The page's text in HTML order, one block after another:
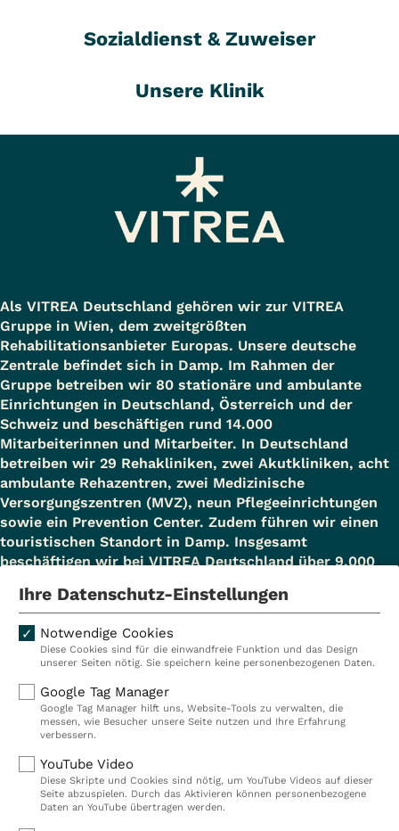
Sozialdienst & Zuweiser
Unsere Klinik
Als VITREA Deutschland gehören wir zur VITREA
Gruppe in Wien, dem zweitgrößten
Rehabilitationsanbieter Europas. Unsere deutsche
Zentrale befindet sich in Damp. Im Rahmen der
Gruppe betreiben wir 80 stationäre und ambulante
Einrichtungen in Deutschland, Österreich und der
Schweiz und beschäftigen rund 14.000
Mitarbeiterinnen und Mitarbeiter. In Deutschland
betreiben wir 29 Rehakliniken, zwei Akutkliniken, acht
ambulante Rehazentren, zwei Medizinische
Versorgungszentren (MVZ), neun Pflegeeinrichtungen
sowie ein Prevention Center. Zudem führen wir einen
touristischen Standort in Damp. Insgesamt
beschäftigen wir bei VITREA Deutschland über 9.000
Kliniken
Ambulant
Reha
Prävention
Karriere
VITREA Deutschland
IMPRESSUM
Ihre Datenschutz-Einstellungen
Notwendige Cookies
Diese Cookies sind für die einwandfreie Funktion und das Design
unserer Seiten nötig. Sie speichern keine personenbezogenen Daten.
Google Tag Manager
Google Tag Manager hilft uns, Website-Tools zu verwalten, die
messen, wie Besucher unsere Seite nutzen und Ihre Erfahrung
verbessern.
YouTube Video
Diese Skripte und Cookies sind nötig, um YouTube Videos auf dieser
Seite abzuspielen. Durch das Aktivieren können personenbezogene
Daten an YouTube übertragen werden.